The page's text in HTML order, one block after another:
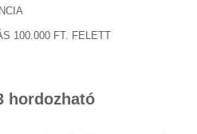
100.000 FT. FELETT
hordozható